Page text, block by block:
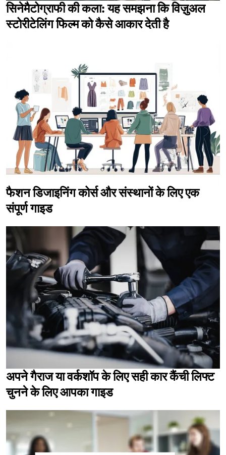
सिनेमैटोग्राफी की कला: यह समझना कि विज़ुअल
स्टोरीटेलिंग फिल्म को कैसे आकार देती है
फैशन डिजाइनिंग कोर्स और संस्थानों के लिए एक
संपूर्ण गाइड
अपने गैराज या वर्कशॉप के लिए सही कार कैंची लिफ्ट
चुनने के लिए आपका गाइड